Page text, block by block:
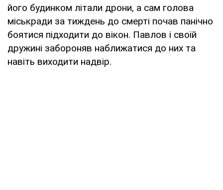
його будинком літали дрони, а сам голова
міськради за тиждень до смерті почав панічно
боятися підходити до вікон. Павлов і своїй
дружині забороняв наближатися до них та
навіть виходити надвір.